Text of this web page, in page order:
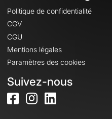
Politique de confidentialité
CGV
CGU
Mentions légales
Paramètres des cookies
Suivez-nous